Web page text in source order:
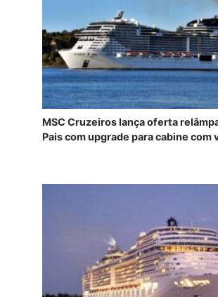
MSC Cruzeiros lança oferta
Pais com upgrade para cabine com